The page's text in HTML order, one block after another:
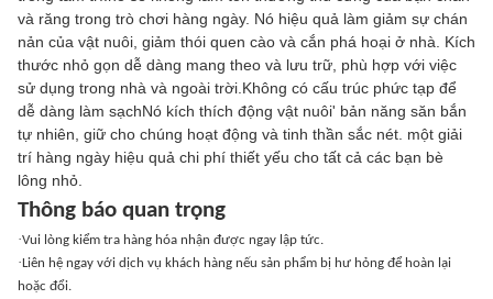
và răng trong trò chơi hàng ngày. Nó hiệu quả làm giảm sự chán
nản của vật nuôi, giảm thói quen cào và cắn phá hoại ở nhà. Kích
thước nhỏ gọn dễ dàng mang theo và lưu trữ, phù hợp với việc
sử dụng trong nhà và ngoài trời.Không có cấu trúc phức tạp để
dễ dàng làm sạchNó kích thích động vật nuôi' bản năng săn bắn
tự nhiên, giữ cho chúng hoạt động và tinh thần sắc nét. một giải
trí hàng ngày hiệu quả chi phí thiết yếu cho tất cả các bạn bè
lông nhỏ.
Thông báo quan trọng
·Vui lòng kiểm tra hàng hóa nhận được ngay lập tức.
·Liên hệ ngay với dịch vụ khách hàng nếu sản phẩm bị hư hỏng để hoàn lại
hoặc đổi.